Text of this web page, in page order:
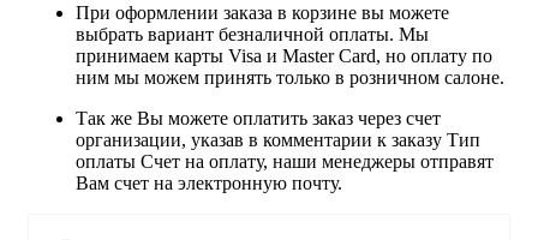
При оформлении заказа в корзине вы можете
выбрать вариант безналичной оплаты. Мы
принимаем карты Visa и Master Card, но оплату по
ним мы можем принять только в розничном салоне.
Так же Вы можете оплатить заказ через счет
организации, указав в комментарии к заказу Тип
оплаты Счет на оплату, наши менеджеры отправят
Вам счет на электронную почту.